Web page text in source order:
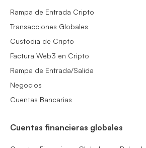
Rampa de Entrada Cripto
Transacciones Globales
Custodia de Cripto
Factura Web3 en Cripto
Rampa de Entrada/Salida
Negocios
Cuentas Bancarias
Cuentas financieras globales